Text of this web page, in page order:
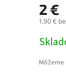
2 €
1,90 €
cena: